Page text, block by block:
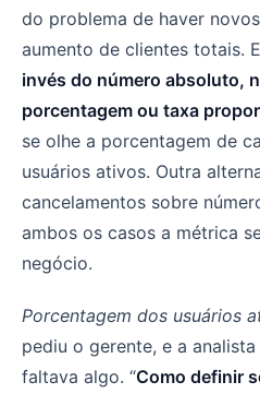
do problema de haver
aumento de clientes totais.
invés do número absoluto,
porcentagem ou taxa
se olhe a porcentagem de
usuários ativos. Outra
cancelamentos sobre
ambos os casos a métrica
negócio.
Porcentagem dos usuários
pediu o gerente, e a
faltava algo. “Como definir